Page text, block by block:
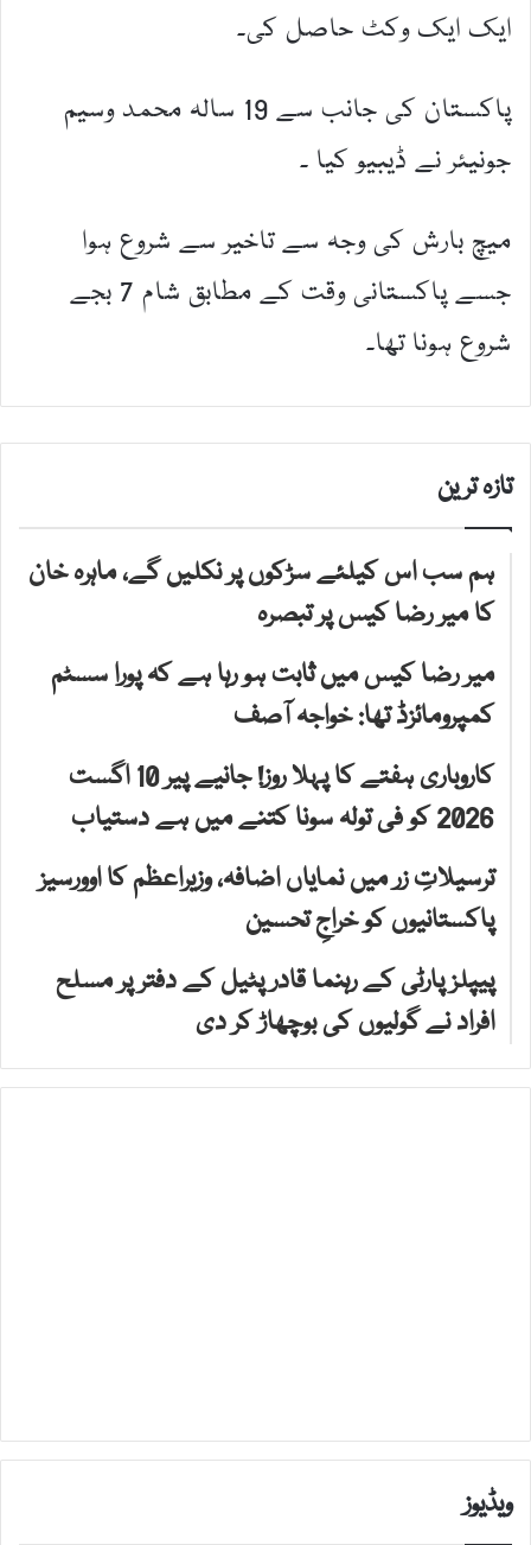
ایک ایک وکٹ حاصل کی۔
پاکستان کی جانب سے 19 سالہ محمد وسیم
جونیئر نے ڈیبیو کیا ۔
میچ بارش کی وجہ سے تاخیر سے شروع ہوا
جسے پاکستانی وقت کے مطابق شام 7 بجے
شروع ہونا تھا۔
تازہ ترین
ہم سب اس کیلئے سڑکوں پر نکلیں گے، ماہرہ خان
کا میر رضا کیس پر تبصرہ
میر رضا کیس میں ثابت ہو رہا ہے کہ پورا سسٹم
کمپرومائزڈ تھا: خواجہ آصف
کاروباری ہفتے کا پہلا روز! جانیے پیر 10 اگست
2026 کو فی تولہ سونا کتنے میں ہے دستیاب
ترسیلاتِ زر میں نمایاں اضافہ، وزیراعظم کا اوورسیز
پاکستانیوں کو خراجِ تحسین
پیپلز پارٹی کے رہنما قادر پٹیل کے دفتر پر مسلح
افراد نے گولیوں کی بوچھاڑ کر دی
ویڈیوز